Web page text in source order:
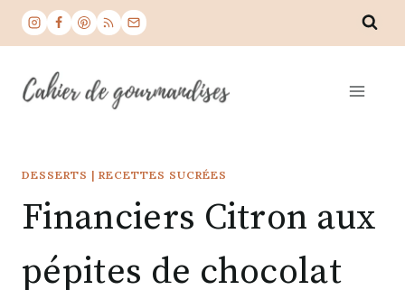
Aller
contenu
DESSERTS | RECETTES SUCRÉES
Financiers Citron aux
pépites de chocolat